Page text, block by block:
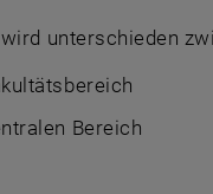
unterschieden
Bereich